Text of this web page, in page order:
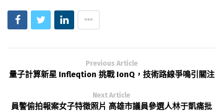
Previous Article
量子計算新星 Infleqtion 挑戰 IonQ，技術路線爭鳴引關注
Next Article
員警偷拍報案女子特徵照片 高雄市議員參選人林于凱痛批